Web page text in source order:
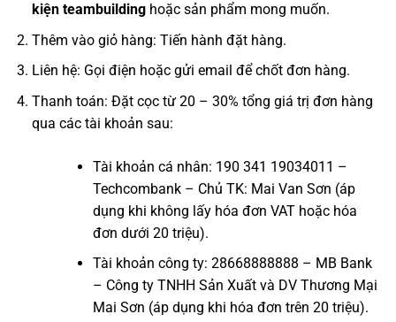
kiện teambuildinghoặc sản phẩm mong muốn.
Thêm vào giỏ hàng: Tiến hành đặt hàng.
Liên hệ: Gọi điện hoặc gửi email để chốt đơn hàng.
Thanh toán: Đặt cọc từ 20 – 30% tổng giá trị đơn hàng
qua các tài khoản sau:
Tài khoản cá nhân: 190 341 19034011 –
Techcombank – Chủ TK: Mai Van Sơn (áp
dụng khi không lấy hóa đơn VAT hoặc hóa
đơn dưới 20 triệu).
Tài khoản công ty: 28668888888 – MB Bank
– Công ty TNHH Sản Xuất và DV Thương Mại
Mai Sơn (áp dụng khi hóa đơn trên 20 triệu).